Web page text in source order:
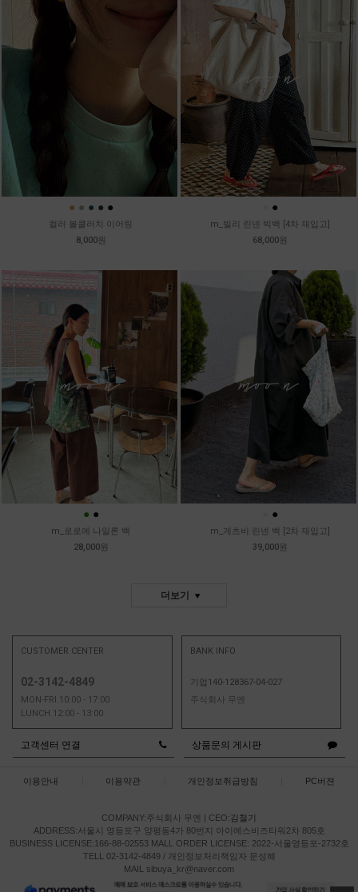
● ● ● ● ●
컬러 볼클러치 이어링
8,000원
●
m_빌리 린넨 빅백 [4차 재입고]
68,000원
● ●
m_로로에 나일론 백
28,000원
●
m_게츠비 린넨 백 [2차 재입고]
39,000원
더보기
CUSTOMER CENTER
02-3142-4849
MON-FRI 10:00 - 17:00
LUNCH 12:00 - 13:00
BANK INFO
기업140-128367-04-027
주식회사 무엔
고객센터 연결 상품문의 게시판
이용안내 이용약관 개인정보취급방침 PC버젼
COMPANY:주식회사 무엔 | CEO:김철기
ADDRESS:서울시 영등포구 양평동4가 80번지 아이에스비즈타워2차 805호
BUSINESS LICENSE:166-88-02553 MALL ORDER LICENSE: 2022-서울영등포-2732호
TELL 02-3142-4849 / 개인정보처리책임자 문성혜
MAIL sibuya_kr@naver.com